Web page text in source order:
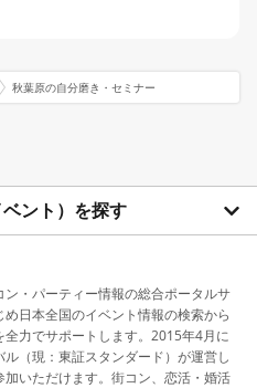
秋葉原の自分磨き・セミナー
ント）を探す
・パーティー情報の総合ポータルサ
日本全国のイベント情報の検索から
力でサポートします。2015年4月に
（現：東証スタンダード）が運営し
いただけます。街コン、恋活・婚活